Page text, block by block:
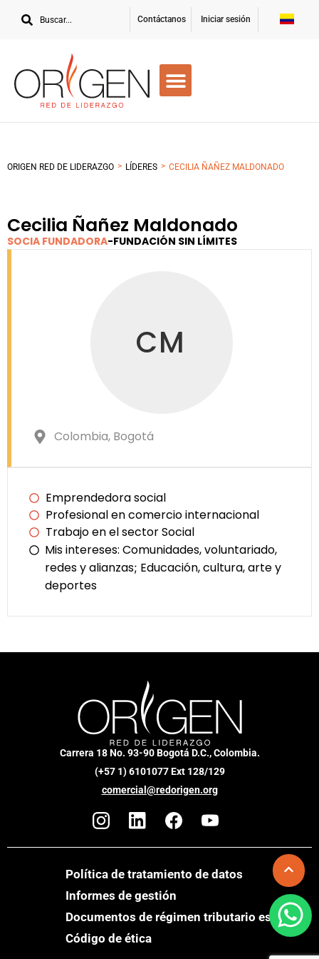
Contáctanos Iniciar sesión
ORIGEN RED DE LIDERAZGO > LÍDERES > CECILIA ÑAÑEZ MALDONADO
Cecilia Ñañez Maldonado
SOCIA FUNDADORA-FUNDACIÓN SIN LÍMITES
CM
Colombia, Bogotá
Emprendedora social
Profesional en comercio internacional
Trabajo en el sector Social
Mis intereses: Comunidades, voluntariado,
redes y alianzas; Educación, cultura, arte y
deportes
Carrera 18 No. 93-90 Bogotá D.C., Colombia.
(+57 1) 6101077 Ext 128/129
comercial@redorigen.org
Política de tratamiento de datos
Informes de gestión
Documentos de régimen tributario especial
Código de ética